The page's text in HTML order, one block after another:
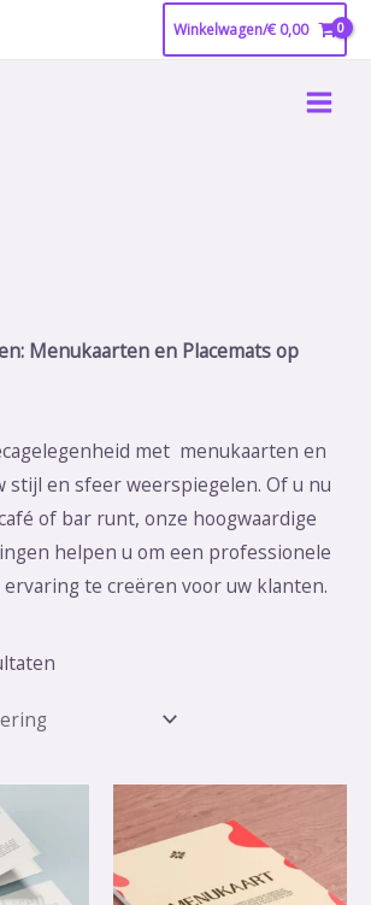
Winkelwagen/€ 0,00
Main
Menukaarten en Placemats op
met menukaarten en
stijl en sfeer weerspiegelen. Of u nu
of bar runt, onze hoogwaardige
helpen u om een professionele
te creëren voor uw klanten.